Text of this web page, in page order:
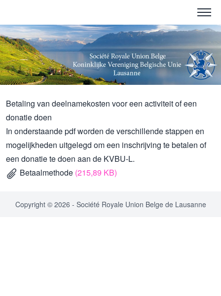
Betaling van deelnamekosten voor een activiteit of een
donatie doen
In onderstaande pdf worden de verschillende stappen en
mogelijkheden uitgelegd om een inschrijving te betalen of
een donatie te doen aan de KVBU-L.
Betaalmethode (215,89 KB)
Copyright © 2026 - Société Royale Union Belge de Lausanne